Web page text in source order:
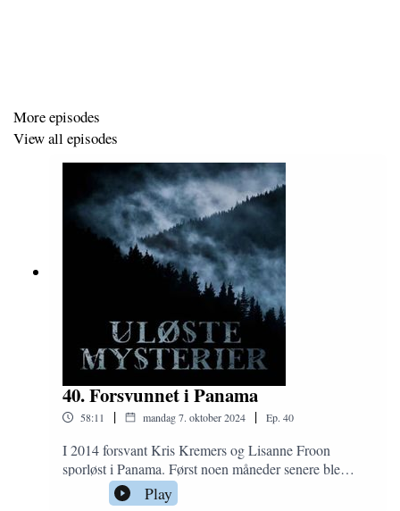
More episodes
View all episodes
40. Forsvunnet i Panama
58:11 | mandag 7. oktober 2024 | Ep. 40
I 2014 forsvant Kris Kremers og Lisanne Froon
sporløst i Panama. Først noen måneder senere ble
levningene deres funnet, 14 timers gåtur gjennom tett
jungel fra der man sist vet de befant seg.Kameraet de
Play